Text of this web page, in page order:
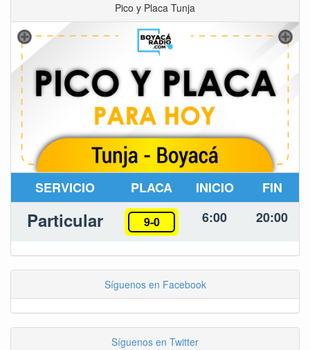
Pico y Placa Tunja
SERVICIO PLACA INICIO FIN
Particular 9-0 6:00 20:00
Síguenos en Facebook
Síguenos en Twitter